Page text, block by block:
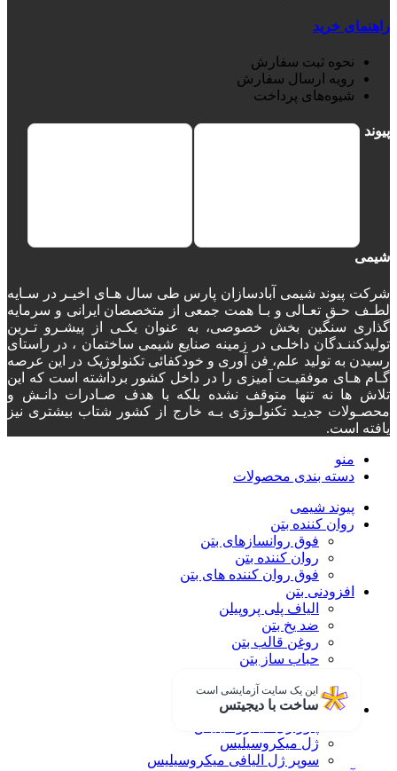
راهنمای خرید
نحوه ثبت سفارش
رویه ارسال سفارش
شیوه‌های پرداخت
پیوند
شیمی
شرکت پیوند شیمی آبادسازان پارس طی سال هـای اخیـر در سـایه
لطـف حـق تعـالی و بـا همت جمعی از متخصصان ایرانی و سرمایه
گذاری سنگین بخش خصوصی، به عنوان یکـی از پیشـرو تـرین
تولیدکننـدگان داخلـی در زمینه صنایع شیمی ساختمان ، در راستای
رسیدن به تولید علم، فن آوری و خودکفائی تکنولوژیک در این عرصه
گـام هـای موفقیـت آمیزی را در داخل کشور برداشته است که این
تلاش ها نه تنها متوقف نشده بلکه با هدف صـادرات دانـش و
محصـولات جدیـد تکنولـوژی بـه خارج از کشور شتاب بیشتری نیز
یافته است.
منو
دسته‌ بندی محصولات
پیوند شیمی
روان کننده بتن
فوق روانسازهای بتن
روان کننده بتن
فوق روان کننده های بتن
افزودنی بتن
الیاف پلی پروپیلن
ضد یخ بتن
روغن قالب بتن
حباب ساز بتن
کتراک
میکروسیلیس
ژل میکروسیلیس
سوپر ژل الیافی میکروسیلیس
این یک سایت آزمایشی است
ساخت با دیجیتس